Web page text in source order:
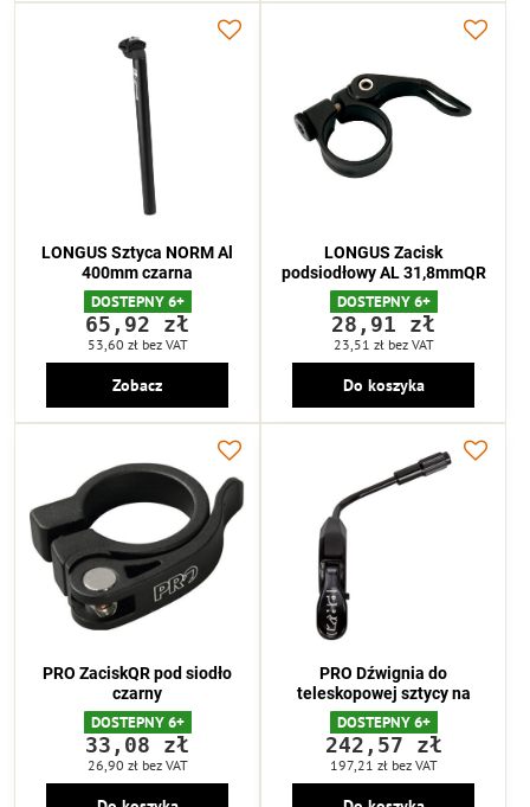
LONGUS Sztyca NORM Al
400mm czarna
DOSTEPNY 6+
65,92 zł
53,60 zł bez VAT
Zobacz
LONGUS Zacisk
podsiodłowy AL 31,8mmQR
DOSTEPNY 6+
28,91 zł
23,51 zł bez VAT
Do koszyka
PRO ZaciskQR pod siodło
czarny
DOSTEPNY 6+
33,08 zł
26,90 zł bez VAT
PRO Dźwignia do
teleskopowej sztycy na
DOSTEPNY 6+
242,57 zł
197,21 zł bez VAT